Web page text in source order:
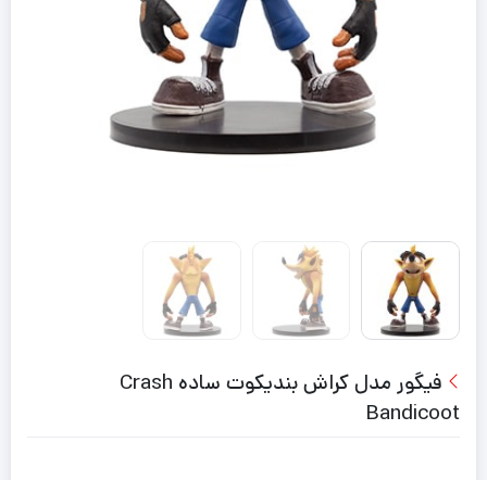
فیگور مدل کراش بندیکوت ساده Crash
Bandicoot